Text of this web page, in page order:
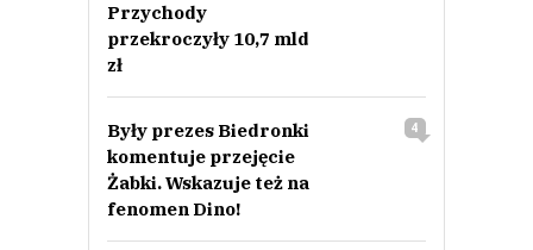
Przychody
przekroczyły 10,7 mld
zł
Były prezes Biedronki
komentuje przejęcie
Żabki. Wskazuje też na
fenomen Dino!
4